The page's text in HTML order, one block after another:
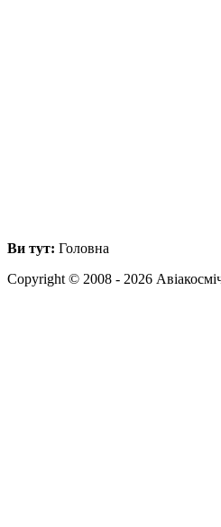
Ви тут: Головна
Copyright © 2008 - 2026